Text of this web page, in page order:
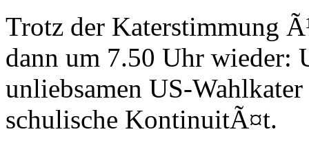
Trotz der Katerstimmung
dann um 7.50 Uhr wieder:
unliebsamen US-
schulische KontinuitÃ¤t.